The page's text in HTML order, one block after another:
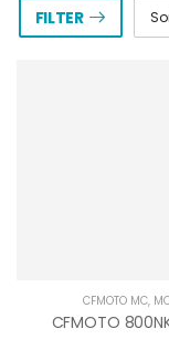
FILTER
CFMOTO MC,
CFMOTO